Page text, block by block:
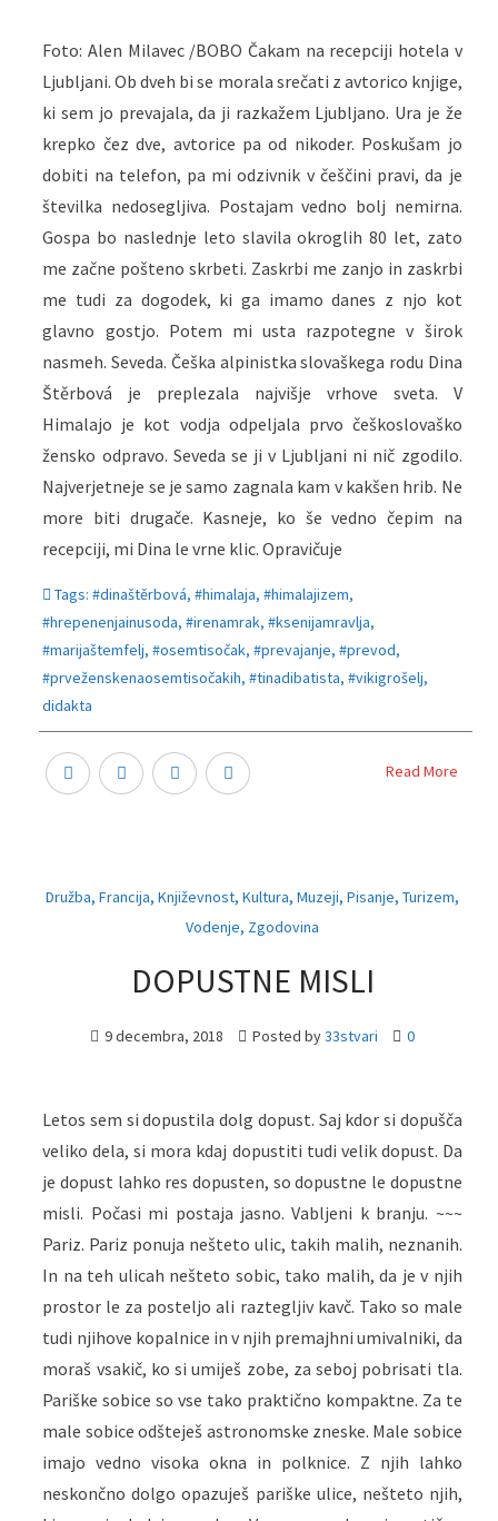
Foto: Alen Milavec /BOBO Čakam na recepciji hotela v
Ljubljani. Ob dveh bi se morala srečati z avtorico knjige,
ki sem jo prevajala, da ji razkažem Ljubljano. Ura je že
krepko čez dve, avtorice pa od nikoder. Poskušam jo
dobiti na telefon, pa mi odzivnik v češčini pravi, da je
številka nedosegljiva. Postajam vedno bolj nemirna.
Gospa bo naslednje leto slavila okroglih 80 let, zato
me začne pošteno skrbeti. Zaskrbi me zanjo in zaskrbi
me tudi za dogodek, ki ga imamo danes z njo kot
glavno gostjo. Potem mi usta razpotegne v širok
nasmeh. Seveda. Češka alpinistka slovaškega rodu Dina
Štěrbová je preplezala najvišje vrhove sveta. V
Himalajo je kot vodja odpeljala prvo češkoslovaško
žensko odpravo. Seveda se ji v Ljubljani ni nič zgodilo.
Najverjetneje se je samo zagnala kam v kakšen hrib. Ne
more biti drugače. Kasneje, ko še vedno čepim na
recepciji, mi Dina le vrne klic. Opravičuje
Tags:#dinaštěrbová,#himalaja,#himalajizem,
#hrepenenjainusoda,#irenamrak,#ksenijamravlja,
#marijaštemfelj,#osemtisočak,#prevajanje,#prevod,
#prveženskenaosemtisočakih,#tinadibatista,#vikigrošelj,
didakta
Read More
Družba, Francija, Književnost, Kultura, Muzeji, Pisanje, Turizem,
Vodenje, Zgodovina
DOPUSTNE MISLI
9 decembra, 2018 Posted by33stvari 0
Letos sem si dopustila dolg dopust. Saj kdor si dopušča
veliko dela, si mora kdaj dopustiti tudi velik dopust. Da
je dopust lahko res dopusten, so dopustne le dopustne
misli. Počasi mi postaja jasno. Vabljeni k branju. ~~~
Pariz. Pariz ponuja nešteto ulic, takih malih, neznanih.
In na teh ulicah nešteto sobic, tako malih, da je v njih
prostor le za posteljo ali raztegljiv kavč. Tako so male
tudi njihove kopalnice in v njih premajhni umivalniki, da
moraš vsakič, ko si umiješ zobe, za seboj pobrisati tla.
Pariške sobice so vse tako praktično kompaktne. Za te
male sobice odšteješ astronomske zneske. Male sobice
imajo vedno visoka okna in polknice. Z njih lahko
neskončno dolgo opazuješ pariške ulice, nešteto njih,